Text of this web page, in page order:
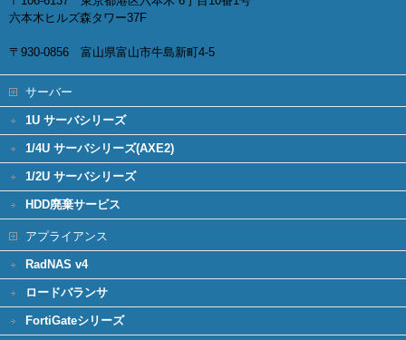
六本木ヒルズ森タワー37F
〒930-0856 富山県富山市牛島新町4-5
サーバー
1U サーバシリーズ
1/4U サーバシリーズ(AXE2)
1/2U サーバシリーズ
HDD廃棄サービス
アプライアンス
RadNAS v4
ロードバランサ
FortiGateシリーズ